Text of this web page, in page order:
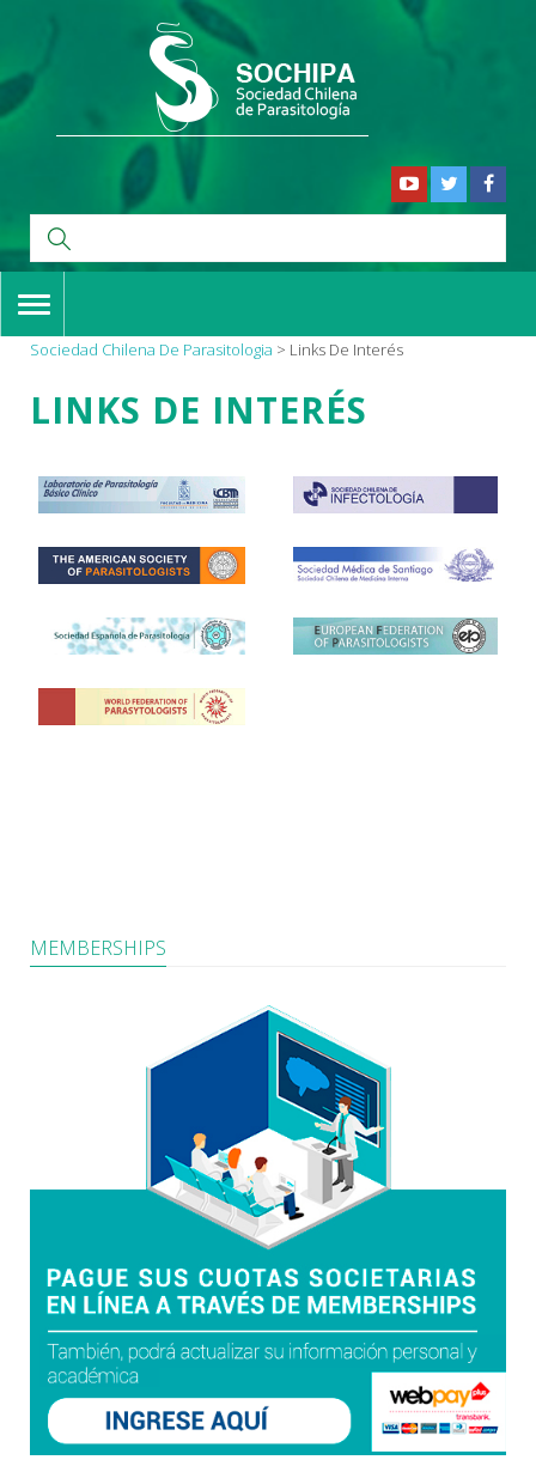
TOGGLE
NAVIGATION
Sociedad Chilena De Parasitologia > Links De Interés
LINKS DE INTERÉS
MEMBERSHIPS